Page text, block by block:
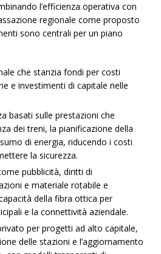
l’efficienza operativa con
regionale come proposto
sono centrali per un piano
che stanzia fondi per costi
e investimenti di capitale nelle
basati sulle prestazioni che
dei treni, la pianificazione della
di energia, riducendo i costi
la sicurezza.
pubblicità, diritti di
e materiale rotabile e
della fibra ottica per
e la connettività aziendale.
per progetti ad alto capitale,
delle stazioni e l’aggiornamento